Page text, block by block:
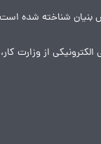
شناخته شده
از وزارت